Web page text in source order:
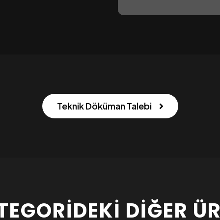
Teknik Döküman Talebi
DIĞER